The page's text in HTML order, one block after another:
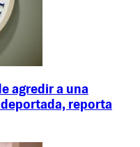
agredir a una
reporta